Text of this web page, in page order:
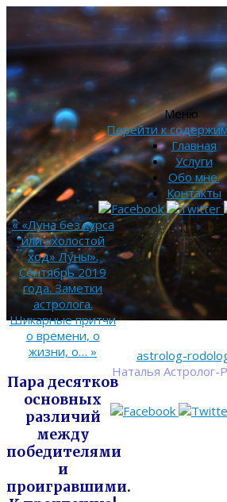
astrolog-
Наталья Астролог-
Меню
Перейти к
Главная
Услуги
Обо мне.
Контакты
««Луна без курса
или «холостой
ход» Луны».
Сентябрь 2019
года. Заметки
астролога.
Шикарные притчи
о времени, о
жизни, о… »
Пара десятков
основных
различий
между
победителями
и
проигравшими.